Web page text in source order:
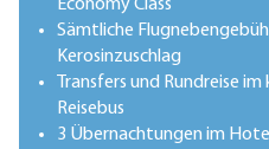
Economy Class
Sämtliche
Kerosinzuschlag
Transfers und Rundreise
Reisebus
3 Übernachtungen im